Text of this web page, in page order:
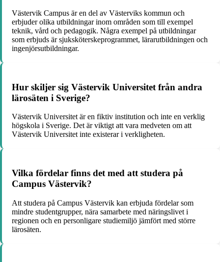
Västervik Campus är en del av Västerviks kommun och
erbjuder olika utbildningar inom områden som till exempel
teknik, vård och pedagogik. Några exempel på utbildningar
som erbjuds är sjuksköterskeprogrammet, lärarutbildningen och
ingenjörsutbildningar.
Hur skiljer sig Västervik Universitet från andra
lärosäten i Sverige?
Västervik Universitet är en fiktiv institution och inte en verklig
högskola i Sverige. Det är viktigt att vara medveten om att
Västervik Universitet inte existerar i verkligheten.
Vilka fördelar finns det med att studera på
Campus Västervik?
Att studera på Campus Västervik kan erbjuda fördelar som
mindre studentgrupper, nära samarbete med näringslivet i
regionen och en personligare studiemiljö jämfört med större
lärosäten.